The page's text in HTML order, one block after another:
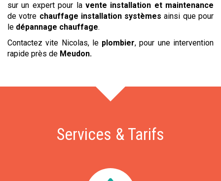
sur un expert pour la vente installation et maintenance
de votre chauffage installation systèmes ainsi que pour
le dépannage chauffage.
Contactez vite Nicolas, le plombier, pour une intervention
rapide près de Meudon.
Services & Tarifs